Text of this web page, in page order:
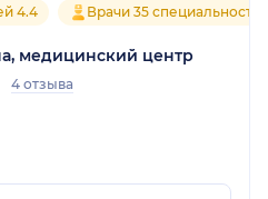
4.4 Врачи 35
медицинский центр
4 отзыва